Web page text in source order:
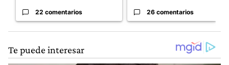
22 comentarios 26 comentarios